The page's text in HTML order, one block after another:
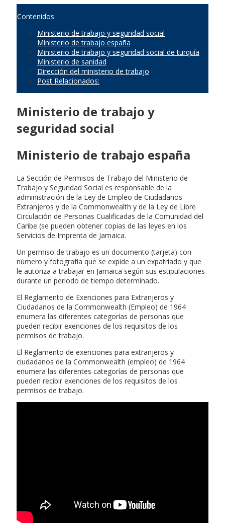
Contenidos
Ministerio de trabajo y seguridad social
Ministerio de trabajo españa
Ministerio de trabajo y seguridad social de turquía
Ministerio de sanidad
Dirección del ministerio de trabajo
Post Relacionados:
Ministerio de trabajo y
seguridad social
Ministerio de trabajo españa
La Sección de Permisos de Trabajo del Ministerio de
Trabajo y Seguridad Social es responsable de la
administración de la Ley de Empleo de Ciudadanos
Extranjeros y de la Commonwealth y de la Ley de Libre
Circulación de Personas Cualificadas de la Comunidad del
Caribe (se pueden obtener copias de las leyes en los
Servicios de Imprenta de Jamaica.
Un permiso de trabajo es un documento (tarjeta) con
número y fotografía que se expide a un expatriado y que
le autoriza a trabajar en Jamaica según sus estipulaciones
durante un periodo de tiempo determinado.
El Reglamento de Exenciones para Extranjeros y
Ciudadanos de la Commonwealth (Empleo) de 1964
enumera las diferentes categorías de personas que
pueden recibir exenciones de los requisitos de los
permisos de trabajo.
El Reglamento de exenciones para extranjeros y
ciudadanos de la Commonwealth (empleo) de 1964
enumera las diferentes categorías de personas que
pueden recibir exenciones de los requisitos de los
permisos de trabajo.